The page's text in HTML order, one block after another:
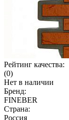
Рейтинг качества:
(0)
Нет в наличии
Бренд:
FINEBER
Страна:
Россия